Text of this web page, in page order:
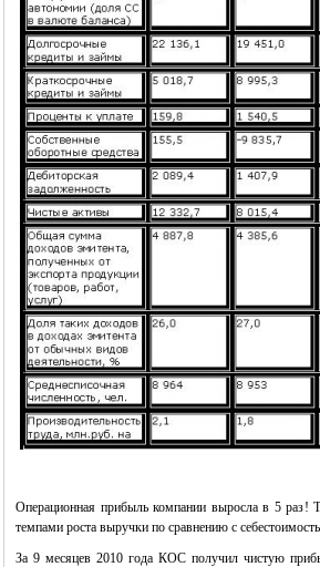
Операционная прибыль компании выросла в 5 раз!
темпами роста выручки по сравнению с
За 9 месяцев 2010 года КОС получил чистую